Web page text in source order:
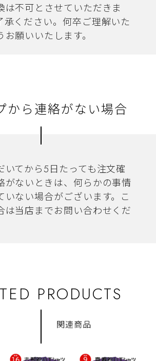
は不可とさせていただきま
承ください。何卒ご理解いた
願いいたします。
から連絡がない場合
いてから5日たっても注文確
がないときは、何らかの事情
いない場合がございます。こ
は当店までお問い合わせくだ
PRODUCTS
関連商品